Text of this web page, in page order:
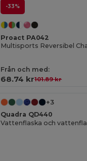
-33%
Proact PA042
Från och med:
68.74 kr101.89 kr
+3
Quadra QD440
Vattenflaska och